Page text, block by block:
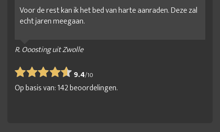
Voor de rest kan ik het bed van harte aanraden. Deze zal
echt jaren meegaan.
R. Ooosting uit Zwolle
9.4/10
Op basis van:142beoordelingen.